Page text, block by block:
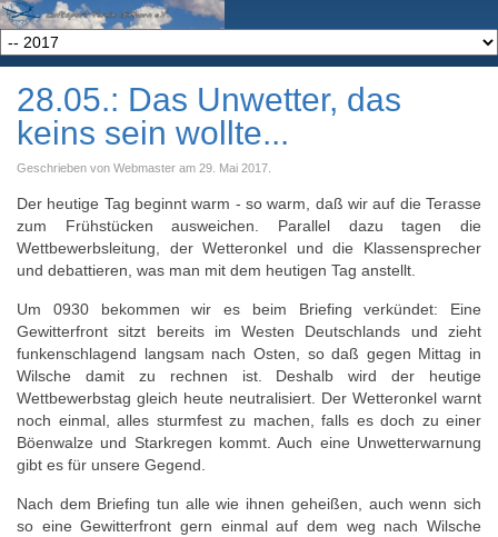
28.05.: Das Unwetter, das
keins sein wollte...
Geschrieben von Webmaster am 29. Mai 2017
Der heutige Tag beginnt warm - so warm, daß wir auf die Terasse
zum Frühstücken ausweichen. Parallel dazu tagen die
Wettbewerbsleitung, der Wetteronkel und die Klassensprecher
und debattieren, was man mit dem heutigen Tag anstellt.
Um 0930 bekommen wir es beim Briefing verkündet: Eine
Gewitterfront sitzt bereits im Westen Deutschlands und zieht
funkenschlagend langsam nach Osten, so daß gegen Mittag in
Wilsche damit zu rechnen ist. Deshalb wird der heutige
Wettbewerbstag gleich heute neutralisiert. Der Wetteronkel warnt
noch einmal, alles sturmfest zu machen, falls es doch zu einer
Böenwalze und Starkregen kommt. Auch eine Unwetterwarnung
gibt es für unsere Gegend.
Nach dem Briefing tun alle wie ihnen geheißen, auch wenn sich
so eine Gewitterfront gern einmal auf dem weg nach Wilsche